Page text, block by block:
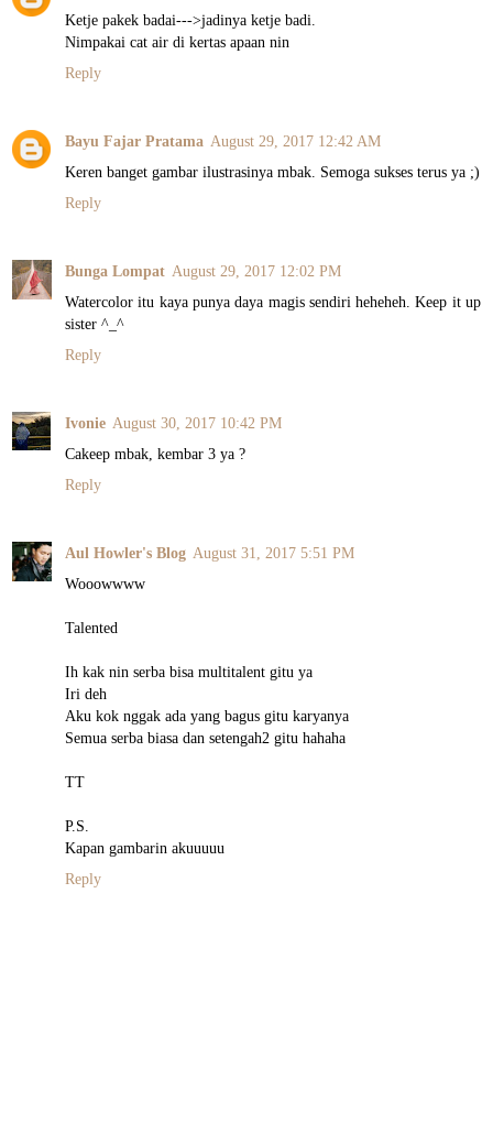
Ketje pakek badai--->jadinya ketje badi.
Nimpakai cat air di kertas apaan nin
Reply
Bayu Fajar Pratama August 29, 2017 12:42 AM
Keren banget gambar ilustrasinya mbak. Semoga sukses terus ya ;)
Reply
Bunga Lompat August 29, 2017 12:02 PM
Watercolor itu kaya punya daya magis sendiri heheheh. Keep it up
sister ^_^
Reply
Ivonie August 30, 2017 10:42 PM
Cakeep mbak, kembar 3 ya ?
Reply
Aul Howler's Blog August 31, 2017 5:51 PM
Wooowwww
Talented
Ih kak nin serba bisa multitalent gitu ya
Iri deh
Aku kok nggak ada yang bagus gitu karyanya
Semua serba biasa dan setengah2 gitu hahaha
TT
P.S.
Kapan gambarin akuuuuu
Reply